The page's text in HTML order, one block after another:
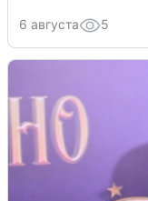
6 августа 5